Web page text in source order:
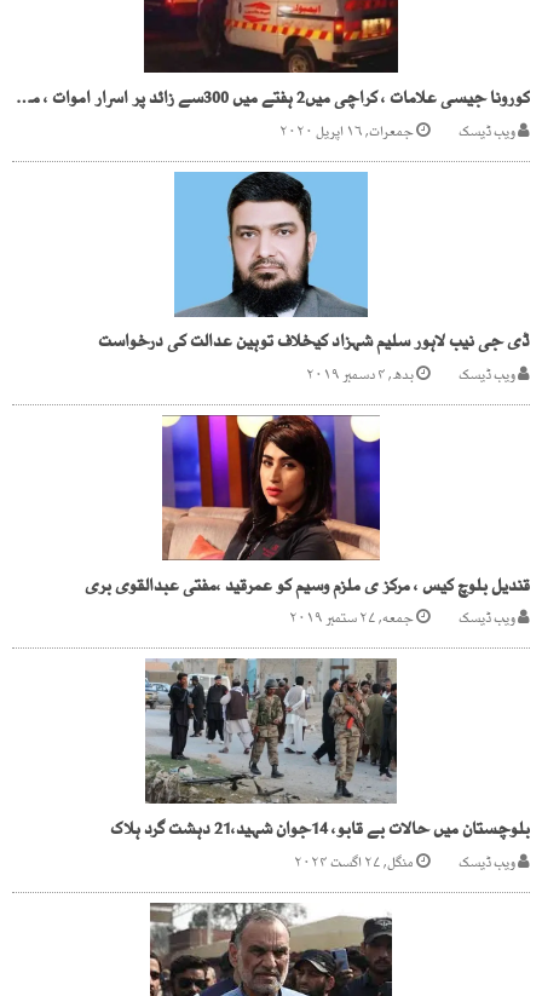
کورونا جیسی علامات ، کراچی میں2 ہفتے میں 300سے زائد پر اسرار اموات ، ماہرین پریشان
ویب ڈیسک جمعرات, ۱۶ اپریل ۲۰۲۰
ڈی جی نیب لاہور سلیم شہزاد کیخلاف توہین عدالت کی درخواست
ویب ڈیسک بدھ, ۴ دسمبر ۲۰۱۹
قندیل بلوچ کیس ، مرکز ی ملزم وسیم کو عمرقید ،مفتی عبدالقوی بری
ویب ڈیسک جمعه, ۲۷ ستمبر ۲۰۱۹
بلوچستان میں حالات بے قابو، 14جوان شہید،21 دہشت گرد ہلاک
ویب ڈیسک منگل, ۲۷ اگست ۲۰۲۴